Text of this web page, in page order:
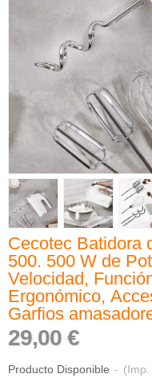
Cecotec Batidora
500. 500 W de
Velocidad,
Ergonómico,
Garfios
29,00 €
Producto Disponible - (Imp.